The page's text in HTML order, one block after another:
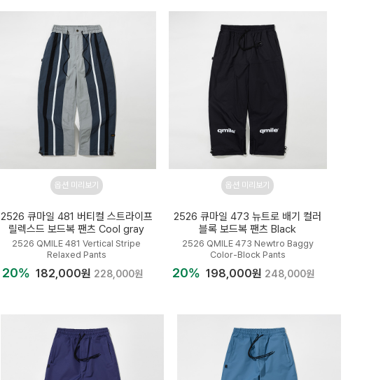
옵션 미리보기
2526 큐마일 481 버티컬 스트라이프
릴렉스드 보드복 팬츠 Cool gray
2526 QMILE 481 Vertical Stripe
Relaxed Pants
20% 182,000원 228,000원
옵션 미리보기
2526 큐마일 473 뉴트로 배기 컬러
블록 보드복 팬츠 Black
2526 QMILE 473 Newtro Baggy
Color-Block Pants
20% 198,000원 248,000원